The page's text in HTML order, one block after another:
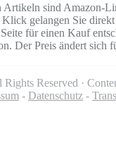
Artikeln sind Amazon-
gelangen Sie
für einen Kauf
Der Preis ändert sich
Reserved ·
- Datenschutz -